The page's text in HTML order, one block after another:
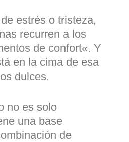
estrés o tristeza,
recurren a los
de confort«. Y
en la cima de esa
dulces.
no es solo
una base
de